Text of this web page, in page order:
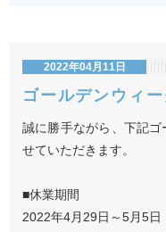
2022年04月11日
ゴールデンウィ
誠に勝手ながら、下記
せていただきます。
■休業期間
2022年4月29日～5月5日